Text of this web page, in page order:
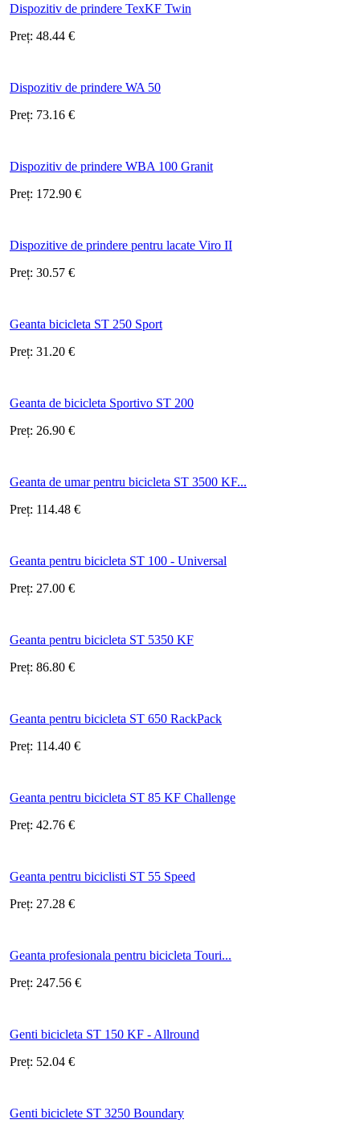
Dispozitiv de prindere TexKF Twin
Preț: 48.44 €
Dispozitiv de prindere WA 50
Preț: 73.16 €
Dispozitiv de prindere WBA 100 Granit
Preț: 172.90 €
Dispozitive de prindere pentru lacate Viro II
Preț: 30.57 €
Geanta bicicleta ST 250 Sport
Preț: 31.20 €
Geanta de bicicleta Sportivo ST 200
Preț: 26.90 €
Geanta de umar pentru bicicleta ST 3500 KF...
Preț: 114.48 €
Geanta pentru bicicleta ST 100 - Universal
Preț: 27.00 €
Geanta pentru bicicleta ST 5350 KF
Preț: 86.80 €
Geanta pentru bicicleta ST 650 RackPack
Preț: 114.40 €
Geanta pentru bicicleta ST 85 KF Challenge
Preț: 42.76 €
Geanta pentru biciclisti ST 55 Speed
Preț: 27.28 €
Geanta profesionala pentru bicicleta Touri...
Preț: 247.56 €
Genti bicicleta ST 150 KF - Allround
Preț: 52.04 €
Genti biciclete ST 3250 Boundary